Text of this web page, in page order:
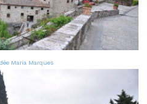
Maria Marques